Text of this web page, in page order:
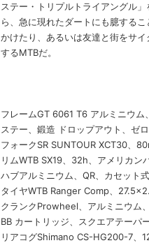
ステー・トリプルトライアングル
ら、急に現れたダートにも臆する
かけたり、あるいは友達と街をサ
するMTBだ。
フレームGT 6061 T6 アルミニウ
ステー、鍛造 ドロップアウト、ゼ
フォークSR SUNTOUR XCT30、
リムWTB SX19、32h、アメリカン
ハブアルミニウム、QR、カセット
タイヤWTB Ranger Comp、
クランクProwheel、アルミニウム
BB カートリッジ、スクエアテーパ
リアコグShimano CS-HG200-7、